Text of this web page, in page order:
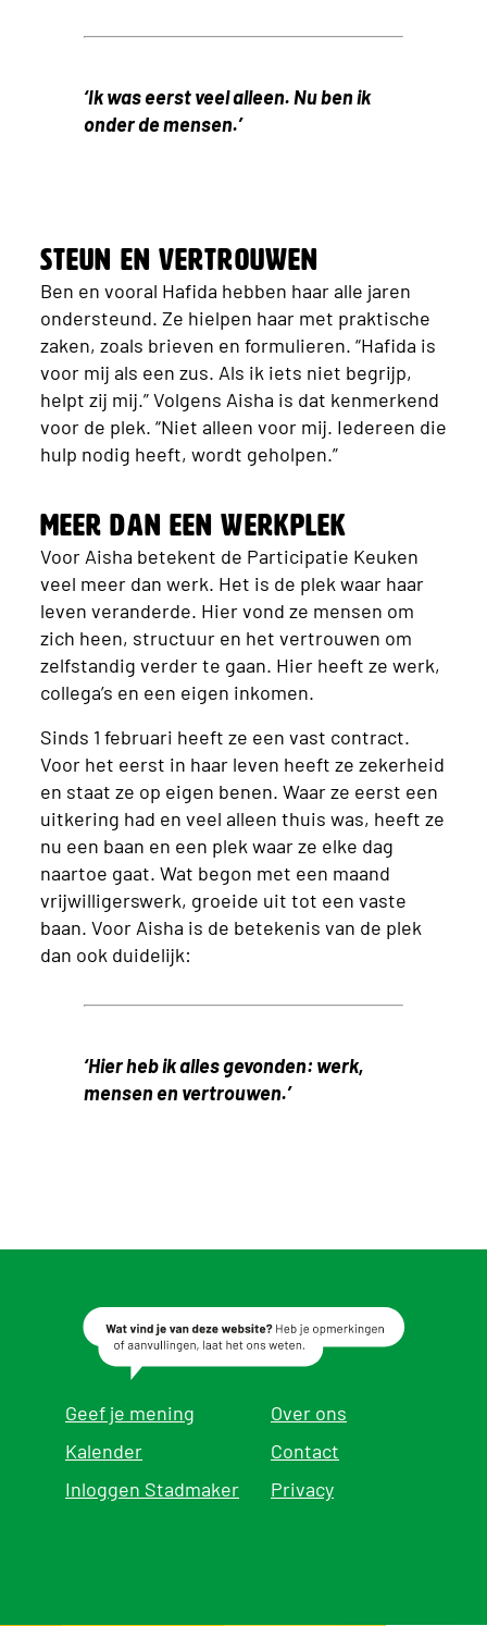
‘Ik was eerst veel alleen. Nu ben ik
onder de mensen.’
Steun en vertrouwen
Ben en vooral Hafida hebben haar alle jaren
ondersteund. Ze hielpen haar met praktische
zaken, zoals brieven en formulieren. “Hafida is
voor mij als een zus. Als ik iets niet begrijp,
helpt zij mij.” Volgens Aisha is dat kenmerkend
voor de plek. “Niet alleen voor mij. Iedereen die
hulp nodig heeft, wordt geholpen.”
Meer dan een werkplek
Voor Aisha betekent de Participatie Keuken
veel meer dan werk. Het is de plek waar haar
leven veranderde. Hier vond ze mensen om
zich heen, structuur en het vertrouwen om
zelfstandig verder te gaan. Hier heeft ze werk,
collega’s en een eigen inkomen.
Sinds 1 februari heeft ze een vast contract.
Voor het eerst in haar leven heeft ze zekerheid
en staat ze op eigen benen. Waar ze eerst een
uitkering had en veel alleen thuis was, heeft ze
nu een baan en een plek waar ze elke dag
naartoe gaat. Wat begon met een maand
vrijwilligerswerk, groeide uit tot een vaste
baan. Voor Aisha is de betekenis van de plek
dan ook duidelijk:
‘Hier heb ik alles gevonden: werk,
mensen en vertrouwen.’
Geef je mening
Kalender
Inloggen Stadmaker
Over ons
Contact
Privacy